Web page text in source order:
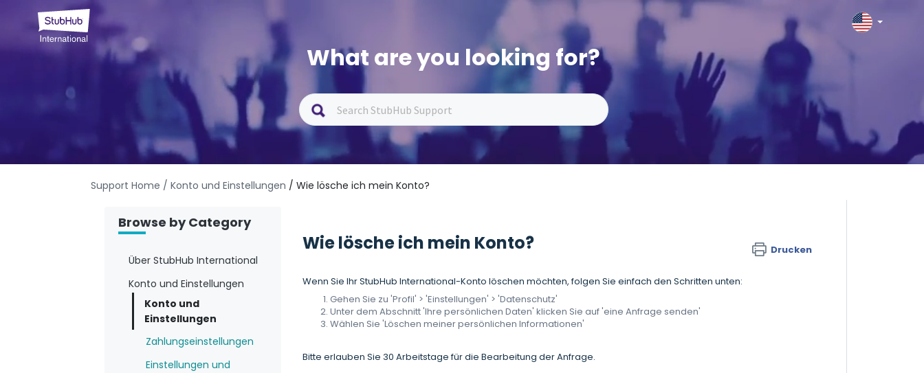
What are you looking for?
Support Home / Konto und Einstellungen / Wie lösche ich mein Konto?
Browse by Category
Über StubHub International
Konto und Einstellungen
Konto und
Einstellungen
Zahlungseinstellungen
Einstellungen und
Wie lösche ich mein Konto? Drucken
Wenn Sie Ihr StubHub International-Konto löschen möchten, folgen Sie einfach den Schritten unten:
Gehen Sie zu 'Profil' > 'Einstellungen' > 'Datenschutz'
Unter dem Abschnitt 'Ihre persönlichen Daten' klicken Sie auf 'eine Anfrage senden'
Wählen Sie 'Löschen meiner persönlichen Informationen'
Bitte erlauben Sie 30 Arbeitstage für die Bearbeitung der Anfrage.